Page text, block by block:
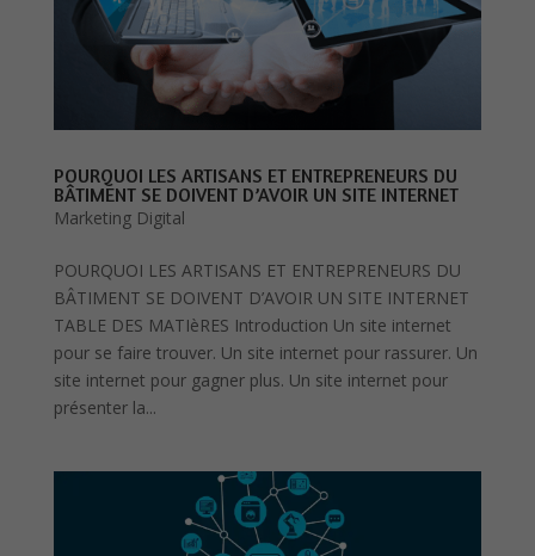
POURQUOI LES ARTISANS ET ENTREPRENEURS DU
BÂTIMENT SE DOIVENT D’AVOIR UN SITE INTERNET
Marketing Digital
POURQUOI LES ARTISANS ET ENTREPRENEURS DU
BÂTIMENT SE DOIVENT D’AVOIR UN SITE INTERNET
TABLE DES MATIèRES Introduction Un site internet
pour se faire trouver. Un site internet pour rassurer. Un
site internet pour gagner plus. Un site internet pour
présenter la...